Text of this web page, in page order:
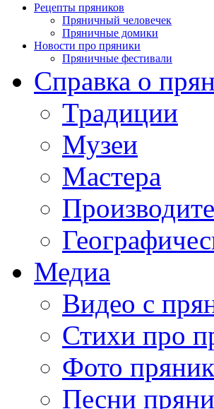
Рецепты пряников
Пряничный человечек
Пряничные домики
Новости про пряники
Пряничные фестивали
Справка о
Традиции
Музеи
Мастера
Медиа
Видео с
Стихи про
Фото
Песни